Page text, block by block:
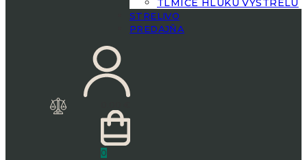
STRELIVO
PREDAJŇA
0